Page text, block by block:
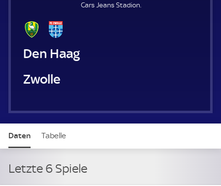
Cars Jeans Stadion.
ADO Den Haag
PEC Zwolle
Daten Tabelle
Letzte 6 Spiele